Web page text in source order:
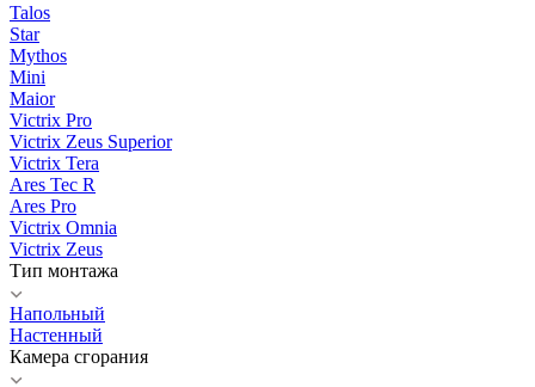
Talos
Star
Mythos
Mini
Maior
Victrix Pro
Victrix Zeus Superior
Victrix Tera
Ares Tec R
Ares Pro
Victrix Omnia
Victrix Zeus
Тип монтажа
Напольный
Настенный
Камера сгорания